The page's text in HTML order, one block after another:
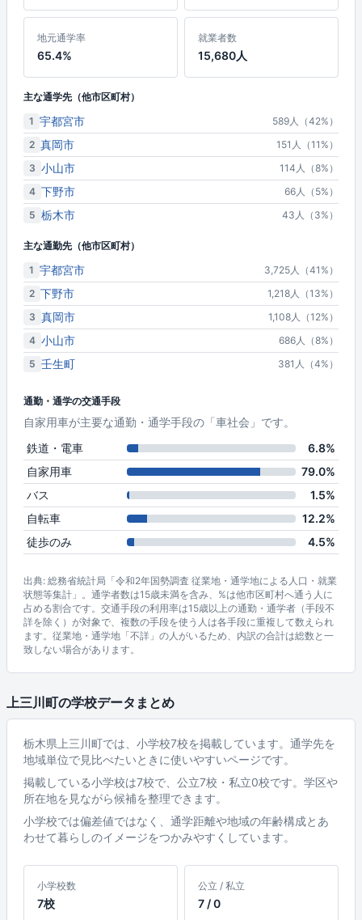
地元通学率
65.4%
就業者数
15,680人
主な通学先（他市区町村）
1 宇都宮市
589人（42%）
2 真岡市
151人（11%）
3 小山市
114人（8%）
4 下野市
66人（5%）
5 栃木市 43人（3%）
主な通勤先（他市区町村）
1 宇都宮市
3,725人（41%）
2 下野市
1,218人（13%）
3 真岡市
1,108人（12%）
4 小山市
686人（8%）
5 壬生町 381人（4%）
通勤・通学の交通手段
自家用車が主要な通勤・通学手段の「車社会」です。
鉄道・電車
6.8%
自家用車
79.0%
バス
1.5%
自転車
12.2%
徒歩のみ
4.5%
出典: 総務省統計局「令和2年国勢調査 従業地・通学地による人口・就業
状態等集計」。通学者数は15歳未満を含み、%は他市区町村へ通う人に
占める割合です。交通手段の利用率は15歳以上の通勤・通学者（手段不
詳を除く）が対象で、複数の手段を使う人は各手段に重複して数えられ
ます。従業地・通学地「不詳」の人がいるため、内訳の合計は総数と一
致しない場合があります。
上三川町の学校データまとめ
栃木県上三川町では、小学校7校を掲載しています。通学先を
地域単位で見比べたいときに使いやすいページです。
掲載している小学校は7校で、公立7校・私立0校です。学区や
所在地を見ながら候補を整理できます。
小学校では偏差値ではなく、通学距離や地域の年齢構成とあ
わせて暮らしのイメージをつかみやすくしています。
小学校数
7校
公立 / 私立
7 / 0